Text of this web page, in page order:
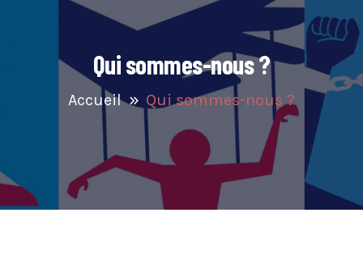
Qui sommes-nous ?
Accueil Qui sommes-nous ?